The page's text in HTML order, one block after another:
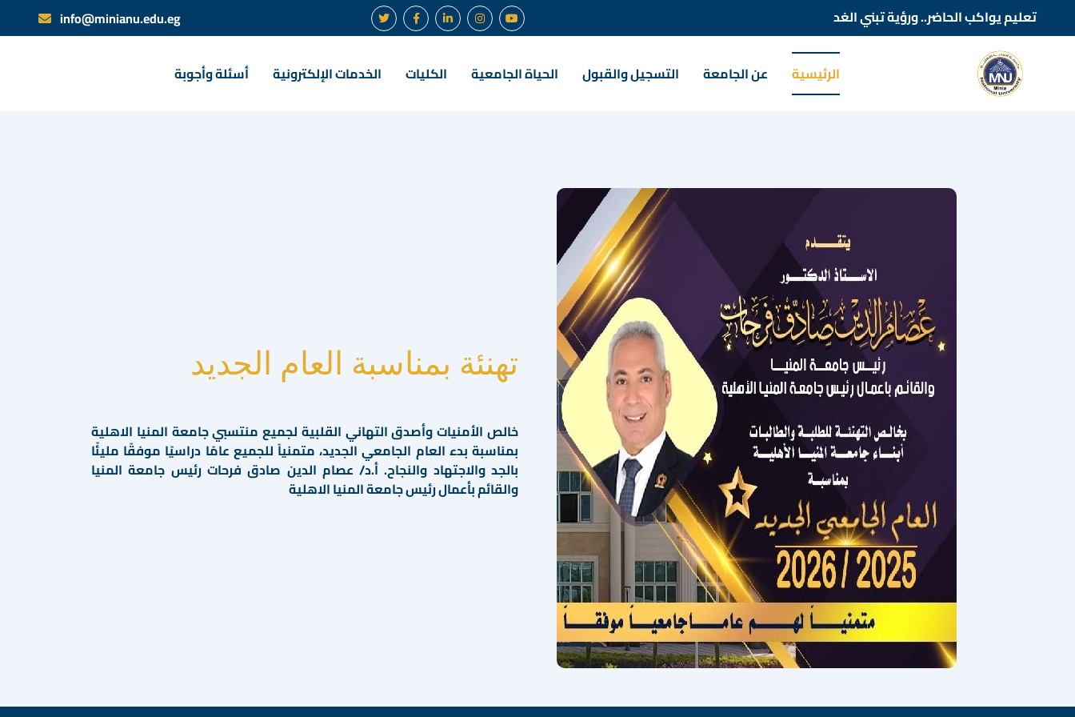
info@minianu.edu.eg تعليم يواكب الحاضر.. ورؤية تبني الغد
الرئيسية عن الجامعة التسجيل والقبول الحياة الجامعية الكليات الخدمات الإلكترونية أسئلة وأجوبة
تهنئة بمناسبة العام الجديد
خالص الأمنيات وأصدق التهاني القلبية لجميع منتسبي جامعة المنيا الاهلية
بمناسبة بدء العام الجامعي الجديد، متمنياً للجميع عامًا دراسيًا موفقًا مليئًا
بالجد والاجتهاد والنجاح. أ.د/ عصام الدين صادق فرحات رئيس جامعة المنيا
والقائم بأعمال رئيس جامعة المنيا الاهلية